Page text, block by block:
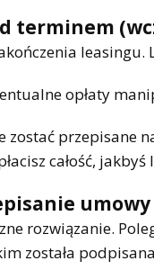
terminem
leasingu.
opłaty
przepisane
całość,
rozwiązanie.
została